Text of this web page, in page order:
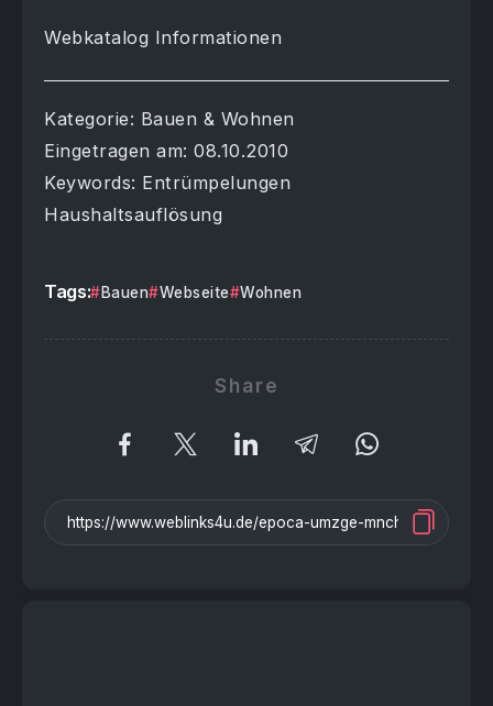
Webkatalog Informationen
Kategorie: Bauen & Wohnen
Eingetragen am: 08.10.2010
Keywords: Entrümpelungen
Haushaltsauflösung
Tags: Bauen Webseite Wohnen
Share